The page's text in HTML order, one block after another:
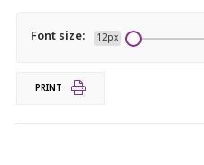
Font size: 12px
PRINT